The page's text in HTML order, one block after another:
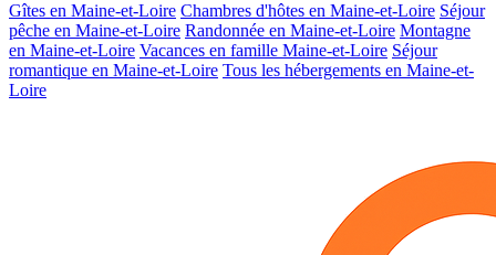
Gîtes en Maine-et-Loire Chambres d'hôtes en Maine-et-Loire Séjour
pêche en Maine-et-Loire Randonnée en Maine-et-Loire Montagne
en Maine-et-Loire Vacances en famille Maine-et-Loire Séjour
romantique en Maine-et-Loire Tous les hébergements en Maine-et-
Loire